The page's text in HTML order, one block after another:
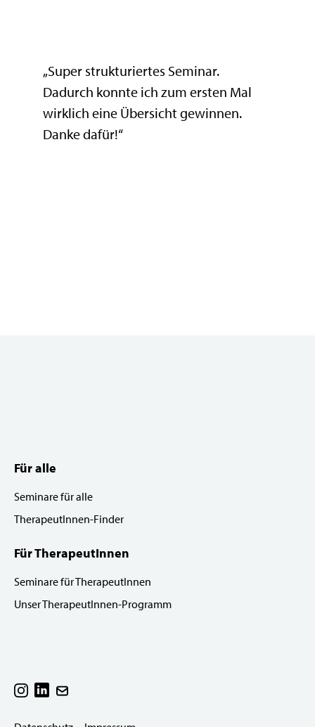
„Super strukturiertes Seminar.
Dadurch konnte ich zum ersten Mal
wirklich eine Übersicht gewinnen.
Danke dafür!“
Für alle
Seminare für alle
TherapeutInnen-Finder
Für TherapeutInnen
Seminare für TherapeutInnen
Unser TherapeutInnen-Programm